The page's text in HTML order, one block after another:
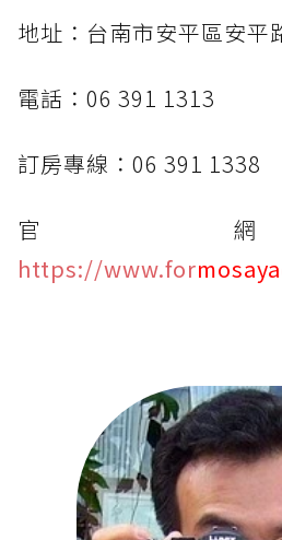
地址：台南市安平區安平
電話：06 391 1313
訂房專線：06 391 1338
官
https://www.for